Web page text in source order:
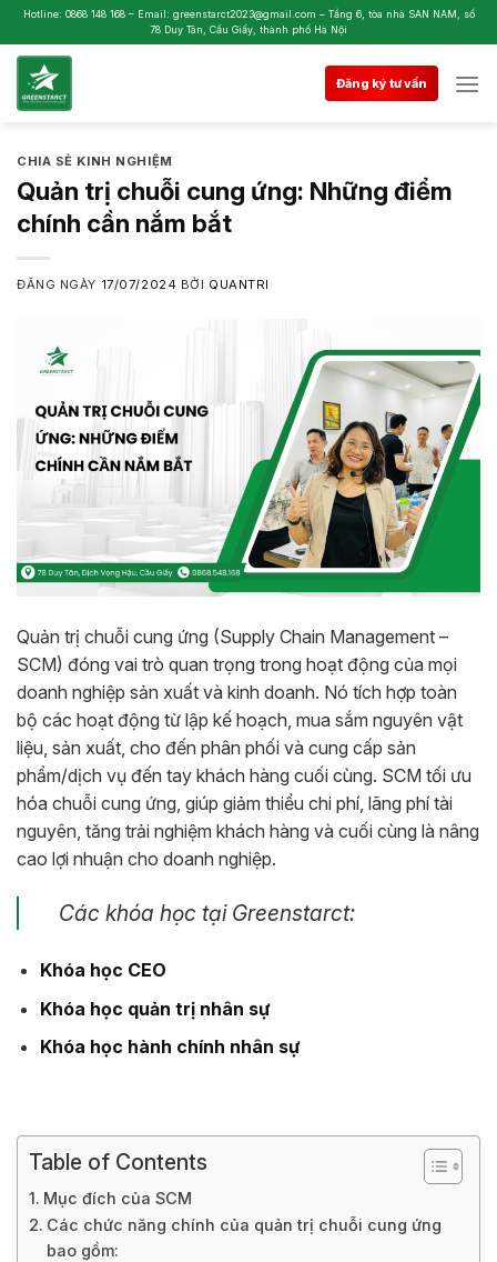
Skip
to
content
Hotline: 0868 148 168 – Email: greenstarct2023@gmail.com – Tầng 6, tòa nhà SAN NAM, số
78 Duy Tân, Cầu Giấy, thành phố Hà Nội
Đăng ký tư vấn
CHIA SẺ KINH NGHIỆM
Quản trị chuỗi cung ứng: Những điểm
chính cần nắm bắt
ĐĂNG NGÀY 17/07/2024 BỞI QUANTRI
Quản trị chuỗi cung ứng (Supply Chain Management –
SCM) đóng vai trò quan trọng trong hoạt động của mọi
doanh nghiệp sản xuất và kinh doanh. Nó tích hợp toàn
bộ các hoạt động từ lập kế hoạch, mua sắm nguyên vật
liệu, sản xuất, cho đến phân phối và cung cấp sản
phẩm/dịch vụ đến tay khách hàng cuối cùng. SCM tối ưu
hóa chuỗi cung ứng, giúp giảm thiểu chi phí, lãng phí tài
nguyên, tăng trải nghiệm khách hàng và cuối cùng là nâng
cao lợi nhuận cho doanh nghiệp.
Các khóa học tại Greenstarct:
Khóa học CEO
Khóa học quản trị nhân sự
Khóa học hành chính nhân sự
Table of Contents
Mục đích của SCM
Các chức năng chính của quản trị chuỗi cung ứng
bao gồm: